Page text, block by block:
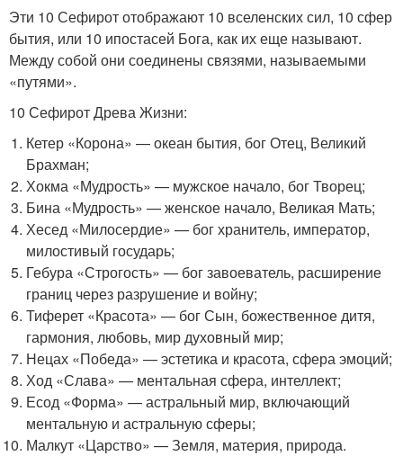
Эти 10 Сефирот отображают 10 вселенских сил, 10 сфер
бытия, или 10 ипостасей Бога, как их еще называют.
Между собой они соединены связями, называемыми
«путями».
10 Сефирот Древа Жизни:
Кетер «Корона» — океан бытия, бог Отец, Великий
Брахман;
Хокма «Мудрость» — мужское начало, бог Творец;
Бина «Мудрость» — женское начало, Великая Мать;
Хесед «Милосердие» — бог хранитель, император,
милостивый государь;
Гебура «Строгость» — бог завоеватель, расширение
границ через разрушение и войну;
Тиферет «Красота» — бог Сын, божественное дитя,
гармония, любовь, мир духовный мир;
Нецах «Победа» — эстетика и красота, сфера эмоций;
Ход «Слава» — ментальная сфера, интеллект;
Есод «Форма» — астральный мир, включающий
ментальную и астральную сферы;
Малкут «Царство» — Земля, материя, природа.